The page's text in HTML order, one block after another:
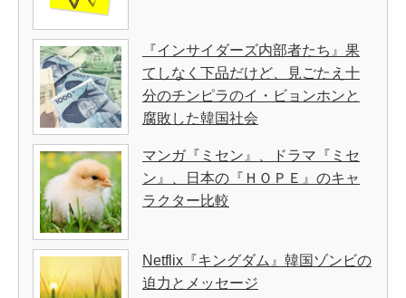
『インサイダーズ内部者たち』果
てしなく下品だけど、見ごたえ十
分のチンピラのイ・ビョンホンと
腐敗した韓国社会
マンガ『ミセン』、ドラマ『ミセ
ン』、日本の『ＨＯＰＥ』のキャ
ラクター比較
Netflix『キングダム』韓国ゾンビの
迫力とメッセージ